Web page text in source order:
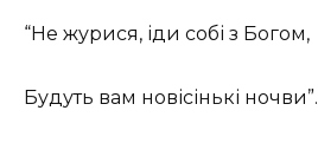
“Не журися, іди собі з Богом,
Будуть вам новісінькі ночви”.